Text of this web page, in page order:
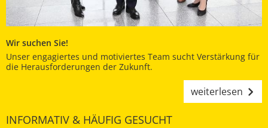
Wir suchen Sie!
Unser engagiertes und motiviertes Team sucht Verstärkung für
die Herausforderungen der Zukunft.
weiterlesen
INFORMATIV & HÄUFIG GESUCHT